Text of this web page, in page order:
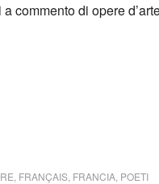
commento di opere
FRANÇAIS FRANCIA POETI